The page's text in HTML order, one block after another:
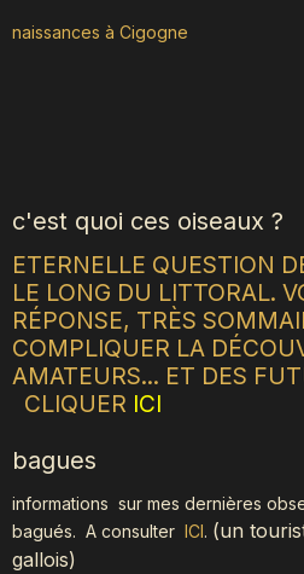
naissances à Cigogne
c'est quoi ces oiseaux ?
ETERNELLE QUESTION
LE LONG DU LITTORAL.
RÉPONSE, TRÈS
COMPLIQUER LA
AMATEURS... ET DES
CLIQUER ICI
bagues
informations sur mes dernières
bagués. A consulter ICI . (un
gallois)